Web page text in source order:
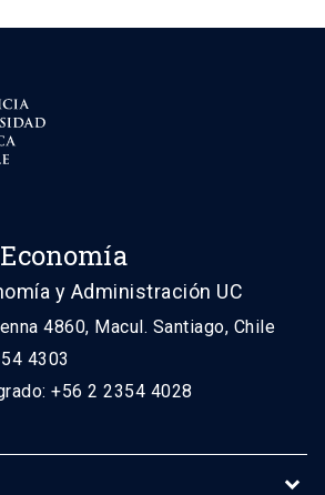
y Administración UC
4860, Macul. Santiago, Chile
4303
+56 2 2354 4028